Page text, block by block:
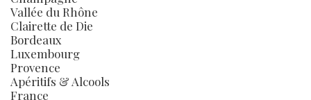
Vallée du Rhône
Clairette de Die
Bordeaux
Luxembourg
Provence
Apéritifs & Alcools
France